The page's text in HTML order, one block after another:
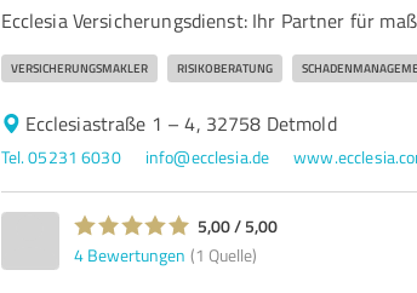
Ecclesia Versicherungsdienst: Ihr Partner für
VERSICHERUNGSMAKLER RISIKOBERATUNG
Ecclesiastraße 1 – 4, 32758 Detmold
Tel. 05231 6030 info@ecclesia.de
5,00 / 5,00
4 Bewertungen (1 Quelle)